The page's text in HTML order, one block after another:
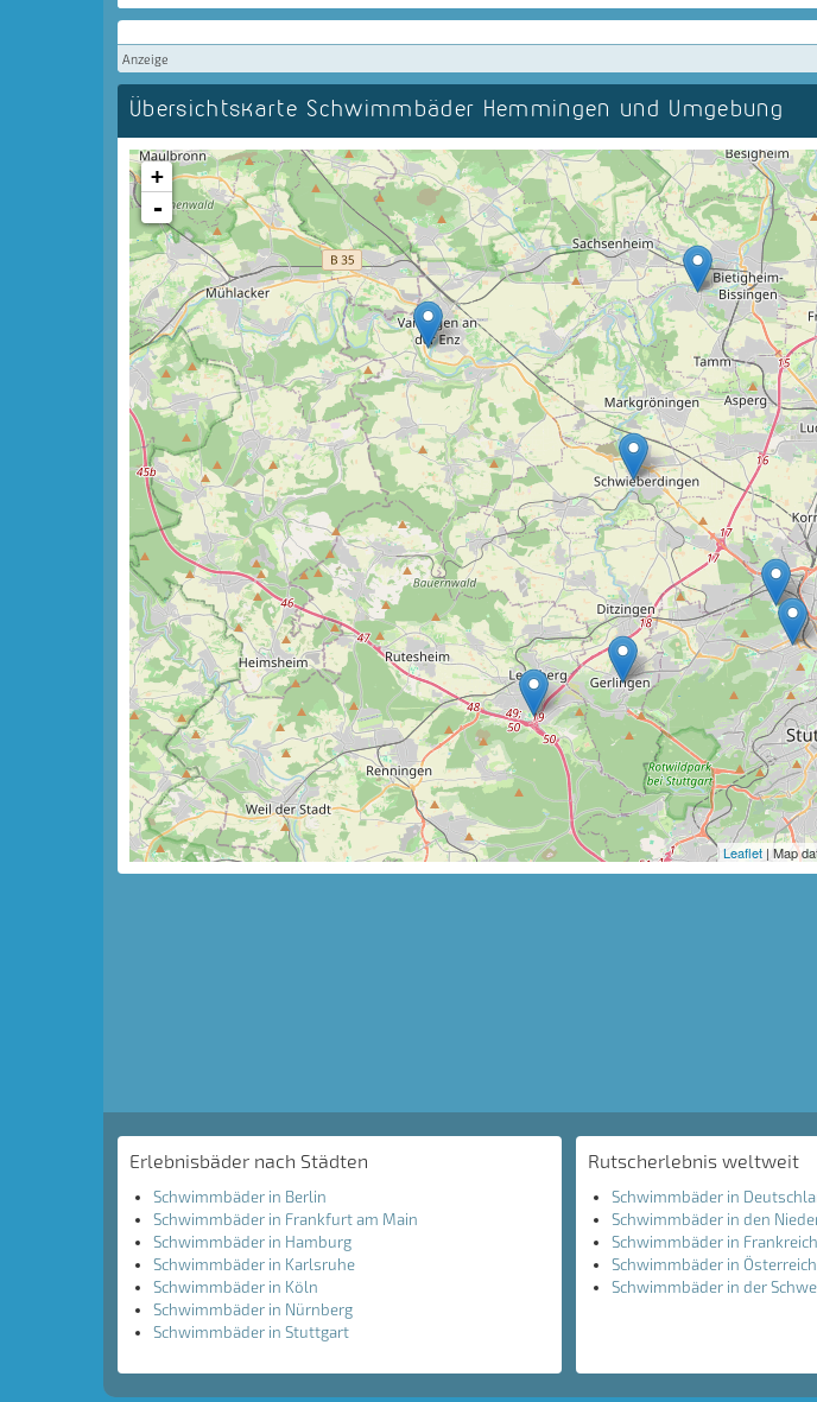
Anzeige
Übersichtskarte Schwimmbäder Hemmingen und Umgebung
+
-
Leaflet | Map
Erlebnisbäder nach Städten
Schwimmbäder in Berlin
Schwimmbäder in Frankfurt am Main
Schwimmbäder in Hamburg
Schwimmbäder in Karlsruhe
Schwimmbäder in Köln
Schwimmbäder in Nürnberg
Schwimmbäder in Stuttgart
Rutscherlebnis weltweit
Schwimmbäder in
Schwimmbäder in den
Schwimmbäder in Frankreich
Schwimmbäder in Österreich
Schwimmbäder in der